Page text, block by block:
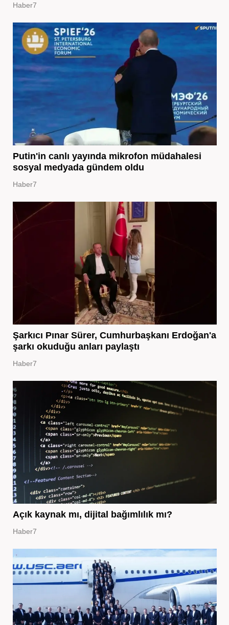
Haber7
Putin'in canlı yayında mikrofon müdahalesi
sosyal medyada gündem oldu
Haber7
Şarkıcı Pınar Sürer, Cumhurbaşkanı Erdoğan'a
şarkı okuduğu anları paylaştı
Haber7
Açık kaynak mı, dijital bağımlılık mı?
Haber7